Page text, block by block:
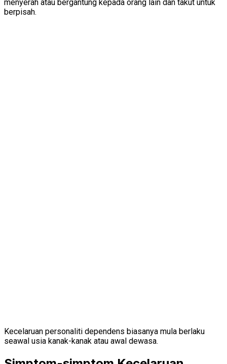
menyerah atau bergantung kepada orang lain dan takut untuk
berpisah.
Kecelaruan personaliti dependens biasanya mula berlaku
seawal usia kanak-kanak atau awal dewasa.